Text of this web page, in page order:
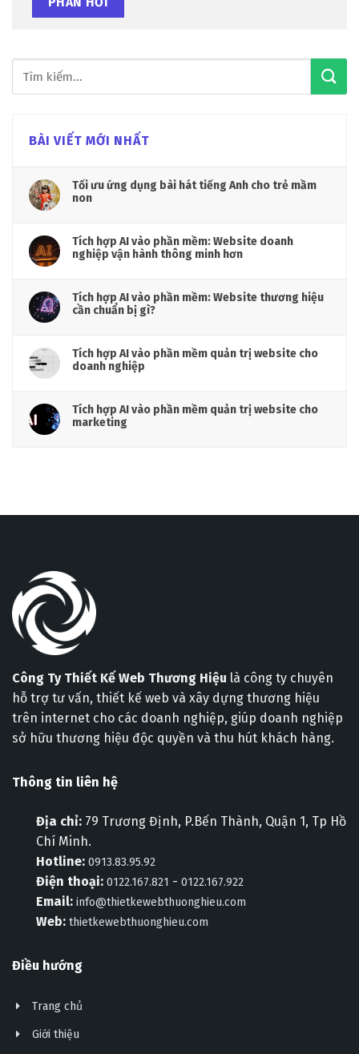
BÀI VIẾT MỚI NHẤT
Tối ưu ứng dụng bài hát tiếng Anh cho trẻ mầm
non
Tích hợp AI vào phần mềm: Website doanh
nghiệp vận hành thông minh hơn
Tích hợp AI vào phần mềm: Website thương hiệu
cần chuẩn bị gì?
Tích hợp AI vào phần mềm quản trị website cho
doanh nghiệp
Tích hợp AI vào phần mềm quản trị website cho
marketing
Công Ty Thiết Kế Web Thương Hiệu là công ty chuyên
hỗ trợ tư vấn, thiết kế web và xây dựng thương hiệu
trên internet cho các doanh nghiệp, giúp doanh nghiệp
sở hữu thương hiệu độc quyền và thu hút khách hàng.
Thông tin liên hệ
Địa chỉ: 79 Trương Định, P.Bến Thành, Quận 1, Tp Hồ
Chí Minh.
Hotline: 0913.83.95.92
Điện thoại: 0122.167.821 - 0122.167.922
Email: info@thietkewebthuonghieu.com
Web: thietkewebthuonghieu.com
Điều hướng
Trang chủ
Giới thiệu